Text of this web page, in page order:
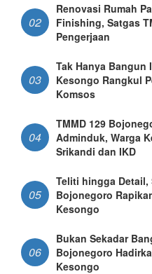
02
Renovasi Rumah
Finishing, Satgas
Pengerjaan
03
Tak Hanya Bangun
Kesongo Rangkul
Komsos
04
TMMD 129
Adminduk, Warga
Srikandi dan IKD
05
Teliti hingga Detail,
Bojonegoro
Kesongo
06
Bukan Sekadar
Bojonegoro
Kesongo